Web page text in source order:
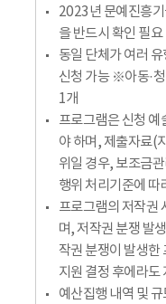
2023년 문예진흥
을 반드시 확인 필요
동일 단체가 여러
신청 가능 ※아동·청
1개
프로그램은 신청 예
야 하며, 제출자료(
위일 경우, 보조금
행위 처리기준에 따
프로그램의 저작권
며, 저작권 분쟁 발
작권 분쟁이 발생한
지원 결정 후에라도
예산집행 내역 및